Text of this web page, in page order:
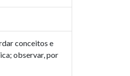
conceitos e
observar, por